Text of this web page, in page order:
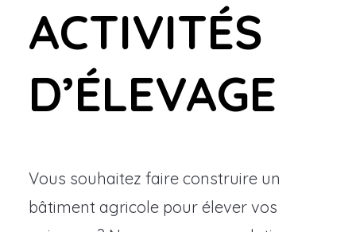
ACTIVITÉS
D’ÉLEVAGE
Vous souhaitez faire construire un
bâtiment agricole pour élever vos